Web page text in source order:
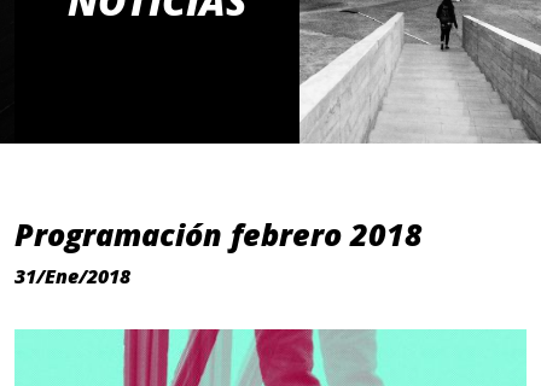
Programación febrero 2018
31/Ene/2018